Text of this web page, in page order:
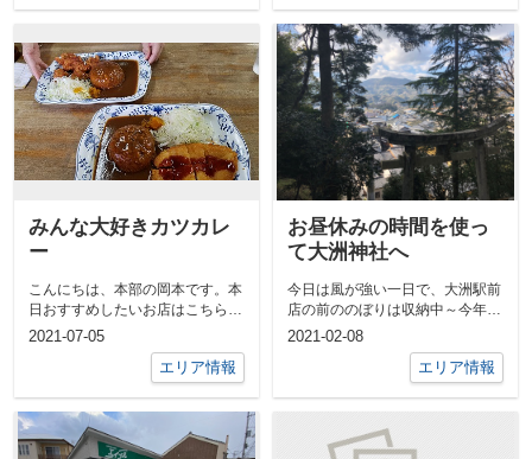
みんな大好きカツカレ
ー
こんにちは、本部の岡本です。本
日おすすめしたいお店はこちら。
そう、今日の大野さんのブログに
2021-07-05
エリア情報
お昼休みの時間を使っ
て大洲神社へ
今日は風が強い一日で、大洲駅前
店の前ののぼりは収納中～今年の
立春は２月３日新しい年になった
2021-02-08
エリア情報